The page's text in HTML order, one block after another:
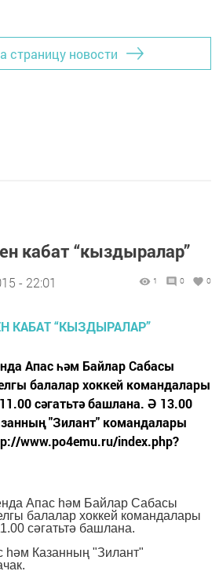
страницу новости
кабат “кыздыралар”
- 22:01 1 0 0
Апас һәм Байлар Сабасы
балалар хоккей командалары
сәгатьтә башлана. Ә 13.00
"Зилант" командалары
www.po4emu.ru/index.php?
Апас һәм Байлар Сабасы
балалар хоккей командалары
сәгатьтә башлана.
һәм Казанның "Зилант"